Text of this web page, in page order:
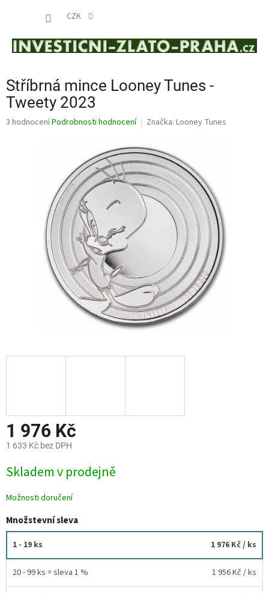
CZK
Stříbrná mince Looney Tunes -
Tweety 2023
Průměrné
3 hodnoceníPodrobnosti hodnocení Značka: Looney Tunes
1 976 Kč
1 633 Kč bez DPH
cena:
Skladem v prodejně
Možnosti doručení
Množstevní sleva
1 - 19 ks 1 976 Kč/ ks
20 - 99 ks = sleva 1 % 1 956 Kč / ks